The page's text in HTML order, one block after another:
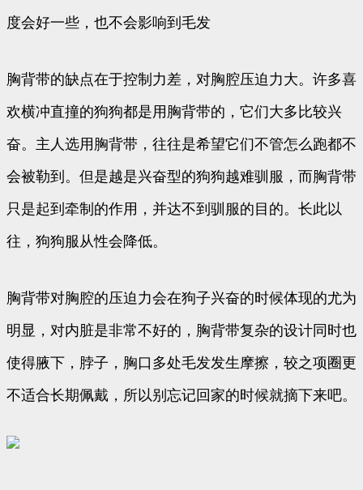
度会好一些，也不会影响到毛发
胸背带的缺点在于控制力差，对胸腔压迫力大。许多喜
欢横冲直撞的狗狗都是用胸背带的，它们大多比较兴
奋。主人选用胸背带，往往是希望它们不管怎么跑都不
会被勒到。但是越是兴奋型的狗狗越难驯服，而胸背带
只是起到牵制的作用，并达不到驯服的目的。长此以
往，狗狗服从性会降低。
胸背带对胸腔的压迫力会在狗子兴奋的时候体现的尤为
明显，对内脏是非常不好的，胸背带复杂的设计同时也
使得腋下，脖子，胸口多处毛发发生摩擦，较之项圈更
不适合长期佩戴，所以别忘记回家的时候就摘下来吧。